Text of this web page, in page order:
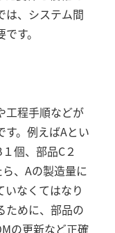
は、システム間
す。
工程手順などが
す。例えばAとい
１個、部品C２
、 Aの製造量に
いなくてはなり
ために、部品の
の更新など正確